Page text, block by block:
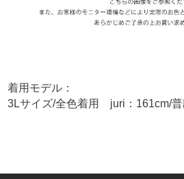
着用モデル：
3Lサイズ/全色着用 juri：161cm/普